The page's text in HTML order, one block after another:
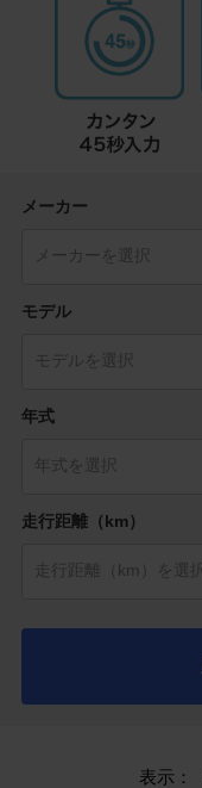
メーカー
モデル
年式
走行距離（km）
表示：